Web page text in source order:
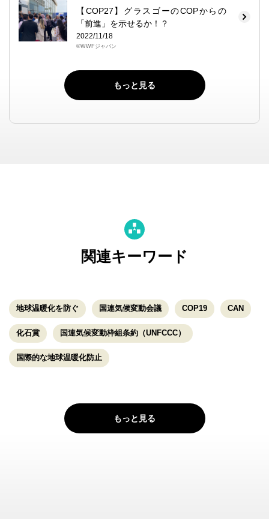
【COP27】グラスゴーのCOPからの
「前進」を示せるか！？
2022/11/18
©WWFジャパン
もっと見る
関連キーワード
地球温暖化を防ぐ 国連気候変動会議 COP19 CAN
化石賞 国連気候変動枠組条約（UNFCCC）
国際的な地球温暖化防止
もっと見る